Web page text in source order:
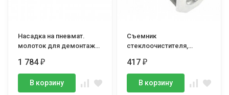
Насадка на пневмат.
молоток для демонтажа
23мм, LICOTA
1 784₽
В корзину
Съемник
стеклоочистителя,
417₽
В корзину